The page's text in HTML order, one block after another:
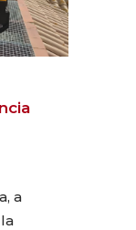
a